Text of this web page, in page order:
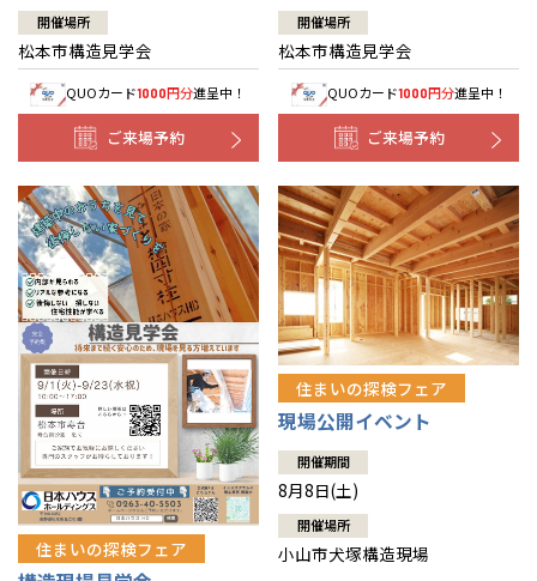
開催場所
松本市構造見学会
QUOカード1000円分進呈中！
ご来場予約
開催場所
松本市構造見学会
QUOカード1000円分進呈中！
ご来場予約
住まいの探検フェア
住まいの探検フェア
現場公開イベント
開催期間
8月8日(土)
開催場所
小山市犬塚構造現場